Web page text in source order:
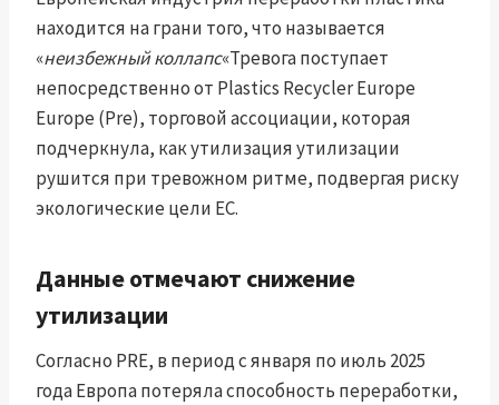
находится на грани того, что называется
«неизбежный коллапс«Тревога поступает
непосредственно от Plastics Recycler Europe
Europe (Pre), торговой ассоциации, которая
подчеркнула, как утилизация утилизации
рушится при тревожном ритме, подвергая риску
экологические цели ЕС.
Данные отмечают снижение
утилизации
Согласно PRE, в период с января по июль 2025
года Европа потеряла способность переработки,